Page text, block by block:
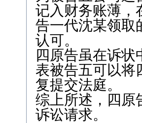
记入财务账薄，
告一代沈某领取
认可。
四原告虽在诉状
表被告五可以将
复提交法庭。
综上所述，四原
诉讼请求。